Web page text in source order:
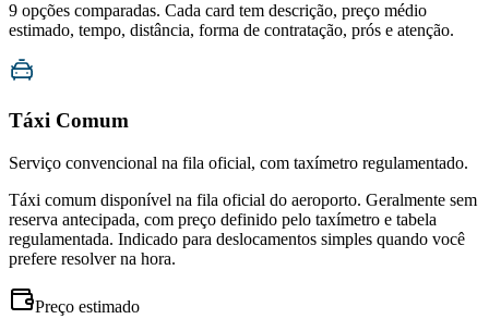
9 opções comparadas. Cada card tem descrição, preço médio
estimado, tempo, distância, forma de contratação, prós e atenção.
Táxi Comum
Serviço convencional na fila oficial, com taxímetro regulamentado.
Táxi comum disponível na fila oficial do aeroporto. Geralmente sem
reserva antecipada, com preço definido pelo taxímetro e tabela
regulamentada. Indicado para deslocamentos simples quando você
prefere resolver na hora.
Preço estimado